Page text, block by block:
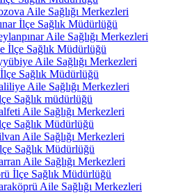
Aile Sağlığı Merkezleri
İlçe Sağlık Müdürlüğü
Aile Sağlığı Merkezleri
İlçe Sağlık Müdürlüğü
Aile Sağlığı Merkezleri
Sağlık Müdürlüğü
Aile Sağlığı Merkezleri
Sağlık müdürlüğü
Aile Sağlığı Merkezleri
Sağlık Müdürlüğü
Aile Sağlığı Merkezleri
Sağlık Müdürlüğü
Aile Sağlığı Merkezleri
İlçe Sağlık Müdürlüğü
Aile Sağlığı Merkezleri